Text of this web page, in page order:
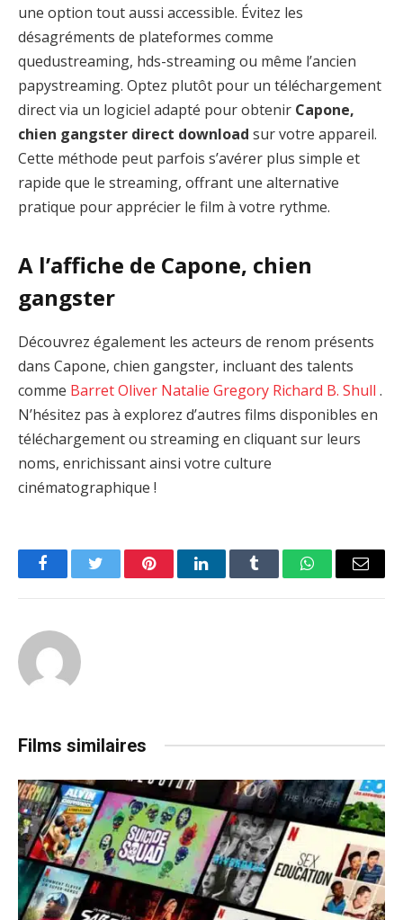
une option tout aussi accessible. Évitez les
désagréments de plateformes comme
quedustreaming, hds-streaming ou même l’ancien
papystreaming. Optez plutôt pour un téléchargement
direct via un logiciel adapté pour obtenir Capone,
chien gangster direct download sur votre appareil.
Cette méthode peut parfois s’avérer plus simple et
rapide que le streaming, offrant une alternative
pratique pour apprécier le film à votre rythme.
A l’affiche de Capone, chien
gangster
Découvrez également les acteurs de renom présents
dans Capone, chien gangster, incluant des talents
comme Barret Oliver Natalie Gregory Richard B. Shull .
N’hésitez pas à explorez d’autres films disponibles en
téléchargement ou streaming en cliquant sur leurs
noms, enrichissant ainsi votre culture
cinématographique !
FacebookTwitter PinterestLinkedInTumblr WhatsAppEmail
Films similaires